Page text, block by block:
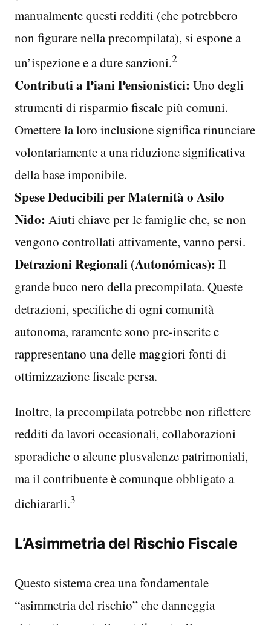
manualmente questi redditi (che potrebbero
non figurare nella precompilata), si espone a
un’ispezione e a dure sanzioni.2
Contributi a Piani Pensionistici: Uno degli
strumenti di risparmio fiscale più comuni.
Omettere la loro inclusione significa rinunciare
volontariamente a una riduzione significativa
della base imponibile.
Spese Deducibili per Maternità o Asilo
Nido: Aiuti chiave per le famiglie che, se non
vengono controllati attivamente, vanno persi.
Detrazioni Regionali (Autonómicas): Il
grande buco nero della precompilata. Queste
detrazioni, specifiche di ogni comunità
autonoma, raramente sono pre-inserite e
rappresentano una delle maggiori fonti di
ottimizzazione fiscale persa.
Inoltre, la precompilata potrebbe non riflettere
redditi da lavori occasionali, collaborazioni
sporadiche o alcune plusvalenze patrimoniali,
ma il contribuente è comunque obbligato a
dichiararli.3
L’Asimmetria del Rischio Fiscale
Questo sistema crea una fondamentale
“asimmetria del rischio” che danneggia